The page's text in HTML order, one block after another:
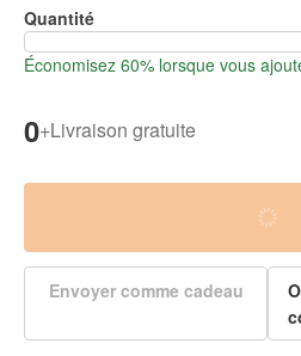
Quantité
Économisez 60% lorsque vous
0+Livraison gratuite
Envoyer comme cadeau